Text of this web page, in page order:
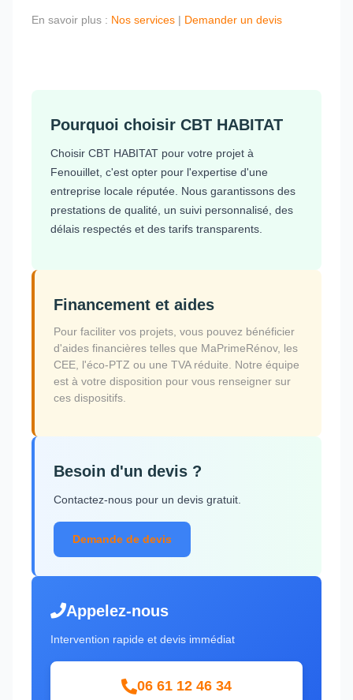
En savoir plus : Nos services | Demander un devis
Pourquoi choisir CBT HABITAT
Choisir CBT HABITAT pour votre projet à
Fenouillet, c'est opter pour l'expertise d'une
entreprise locale réputée. Nous garantissons des
prestations de qualité, un suivi personnalisé, des
délais respectés et des tarifs transparents.
Financement et aides
Pour faciliter vos projets, vous pouvez bénéficier
d'aides financières telles que MaPrimeRénov, les
CEE, l'éco-PTZ ou une TVA réduite. Notre équipe
est à votre disposition pour vous renseigner sur
ces dispositifs.
Besoin d'un devis ?
Contactez-nous pour un devis gratuit.
Demande de devis
Appelez-nous
Intervention rapide et devis immédiat
06 61 12 46 34